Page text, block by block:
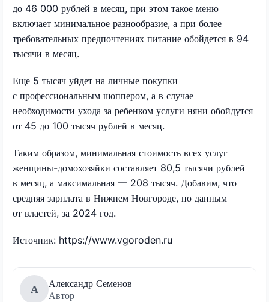
до 46 000 рублей в месяц, при этом такое меню
включает минимальное разнообразие, а при более
требовательных предпочтениях питание обойдется в 94
тысячи в месяц.
Еще 5 тысяч уйдет на личные покупки
с профессиональным шоппером, а в случае
необходимости ухода за ребенком услуги няни обойдутся
от 45 до 100 тысяч рублей в месяц.
Таким образом, минимальная стоимость всех услуг
женщины-домохозяйки составляет 80,5 тысячи рублей
в месяц, а максимальная — 208 тысяч. Добавим, что
средняя зарплата в Нижнем Новгороде, по данным
от властей, за 2024 год.
Источник: https://www.vgoroden.ru
А
Александр Семенов
Автор